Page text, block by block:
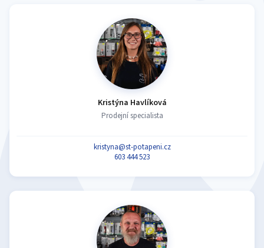
Kristýna Havlíková
Prodejní specialista
kristyna@st-potapeni.cz
603 444 523